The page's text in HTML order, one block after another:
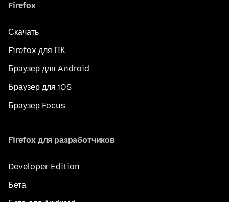
Firefox
Скачать
Firefox для ПК
Браузер для Android
Браузер для iOS
Браузер Focus
Firefox для разработчиков
Developer Edition
Бета